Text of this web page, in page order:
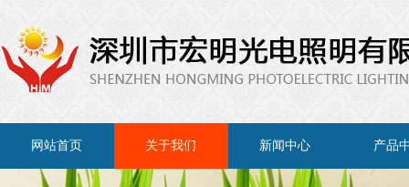
网站首页 关于我们 新闻中心 产品